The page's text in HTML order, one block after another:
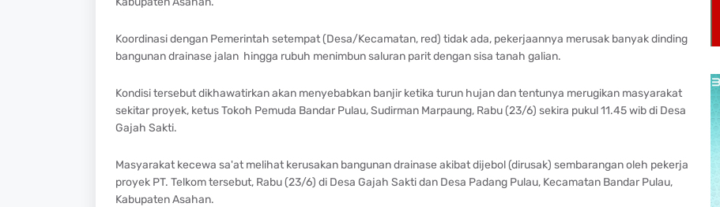
Koordinasi dengan Pemerintah setempat (Desa/Kecamatan, red) tidak ada, pekerjaannya merusak banyak dinding
bangunan drainase jalan hingga rubuh menimbun saluran parit dengan sisa tanah galian.
Kondisi tersebut dikhawatirkan akan menyebabkan banjir ketika turun hujan dan tentunya merugikan masyarakat
sekitar proyek, ketus Tokoh Pemuda Bandar Pulau, Sudirman Marpaung, Rabu (23/6) sekira pukul 11.45 wib di Desa
Gajah Sakti.
Masyarakat kecewa sa'at melihat kerusakan bangunan drainase akibat dijebol (dirusak) sembarangan oleh pekerja
proyek PT. Telkom tersebut, Rabu (23/6) di Desa Gajah Sakti dan Desa Padang Pulau, Kecamatan Bandar Pulau,
Kabupaten Asahan.